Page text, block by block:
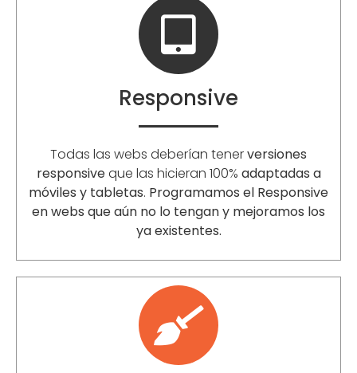
Responsive
Todas las webs deberían tenerversiones
responsiveque las hicieran 100% adaptadas a
móviles y tabletas. Programamos el Responsive
en webs que aún no lo tengan y mejoramos los
ya existentes.